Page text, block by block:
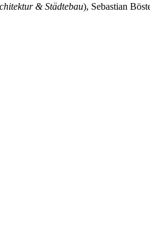
& Städtebau), Sebastian